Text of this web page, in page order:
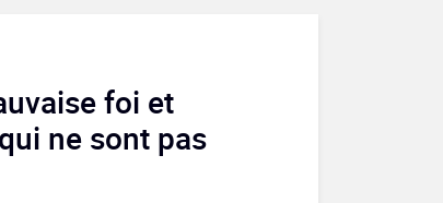
foi et
ne sont pas